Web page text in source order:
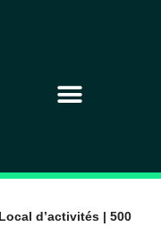
Local d’activités | 500